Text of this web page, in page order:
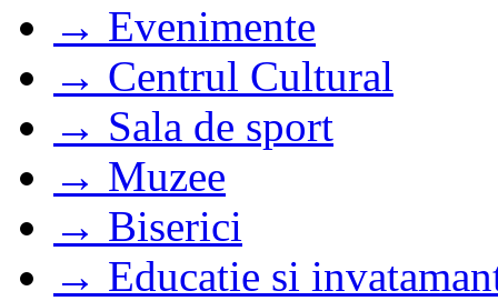
→ Evenimente
→ Centrul Cultural
→ Sala de sport
→ Muzee
→ Biserici
→ Educatie si